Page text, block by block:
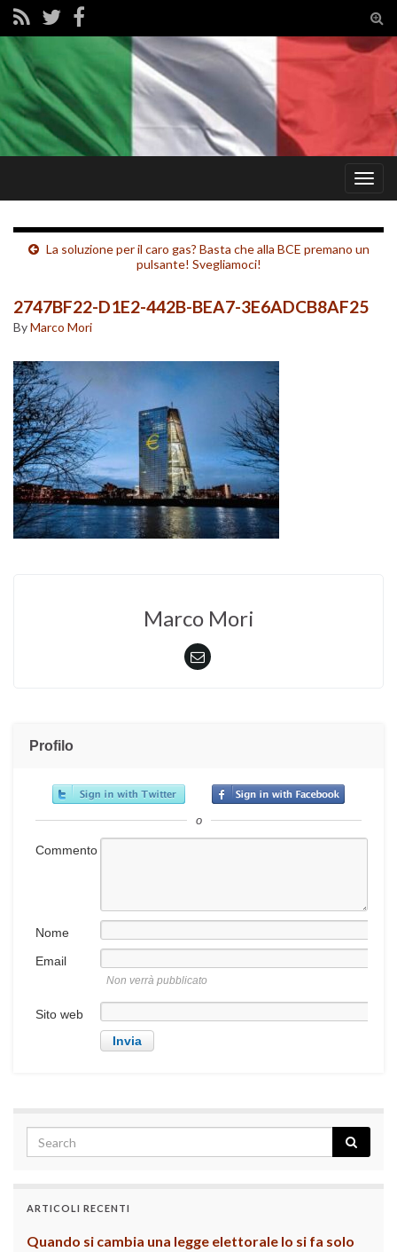
La soluzione per il caro gas? Basta che alla BCE premano un
pulsante! Svegliamoci!
2747BF22-D1E2-442B-BEA7-3E6ADCB8AF25
ByMarco Mori
Marco Mori
Profilo
o
Commento
Nome
Email
Non verrà pubblicato
Sito web
ARTICOLI RECENTI
Quando si cambia una legge elettorale lo si fa solo